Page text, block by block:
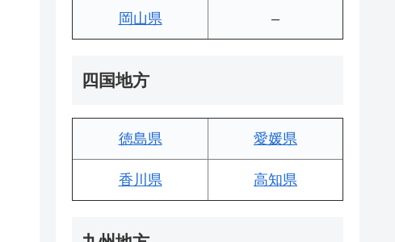
岡山県 –
四国地方
徳島県 愛媛県
香川県 高知県